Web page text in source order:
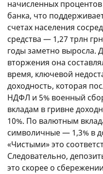
начисленных процентов
банка, что
счетах населения
средства — 1,27 трлн
годы заметно выросла.
вторжения она
время, ключевой
доходность, которая
НДФЛ и 5% военный
вкладам в гривне
10%. По валютным
символичные — 1,3% в
«Чистыми» это
Следовательно,
это скорее о